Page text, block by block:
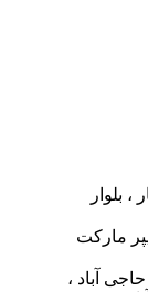
بلوار
مارکت
حاجی آباد ،